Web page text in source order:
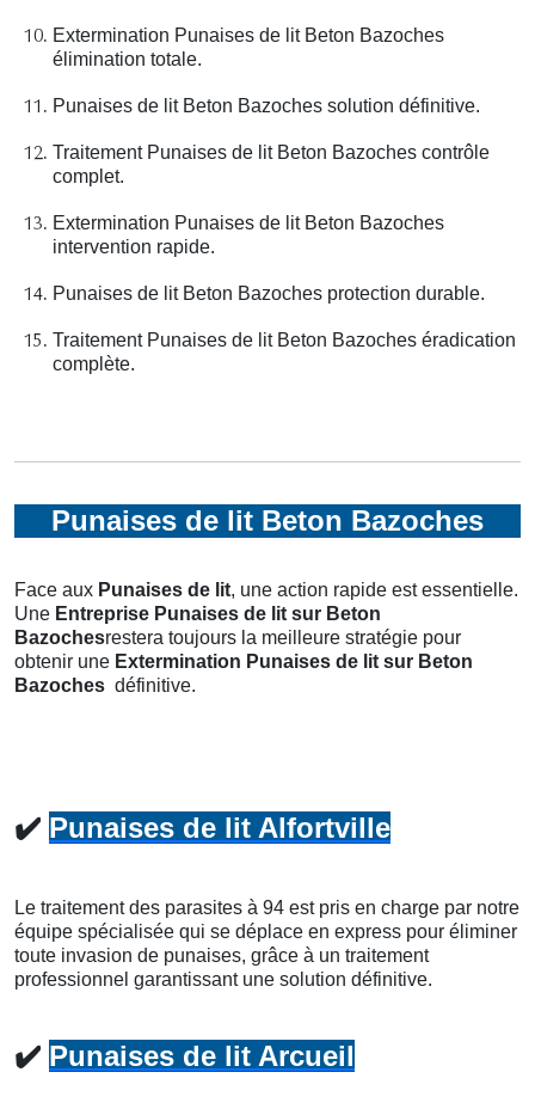
Extermination Punaises de lit Beton Bazoches
élimination totale.
Punaises de lit Beton Bazoches solution définitive.
Traitement Punaises de lit Beton Bazoches contrôle
complet.
Extermination Punaises de lit Beton Bazoches
intervention rapide.
Punaises de lit Beton Bazoches protection durable.
Traitement Punaises de lit Beton Bazoches éradication
complète.
Punaises de lit Beton Bazoches
Face aux Punaises de lit, une action rapide est essentielle.
Une Entreprise Punaises de lit sur Beton
Bazochesrestera toujours la meilleure stratégie pour
obtenir une Extermination Punaises de lit sur Beton
Bazoches définitive.
✔️ Punaises de lit Alfortville
Le traitement des parasites à 94 est pris en charge par notre
équipe spécialisée qui se déplace en express pour éliminer
toute invasion de punaises, grâce à un traitement
professionnel garantissant une solution définitive.
✔️ Punaises de lit Arcueil